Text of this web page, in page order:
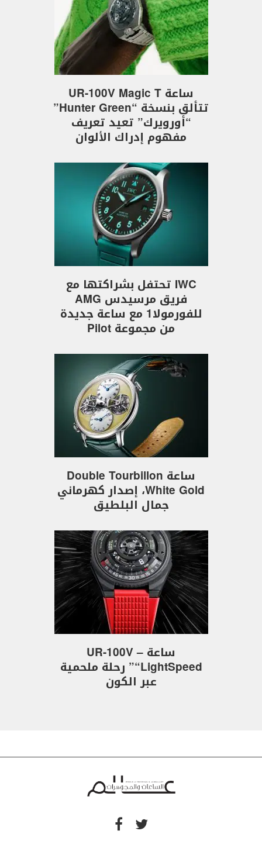
ساعة UR-100V Magic T
تتألق بنسخة “Hunter Green”
“أورويرك” تعيد تعريف
مفهوم إدراك الألوان
IWC تحتفل بشراكتها مع
فريق مرسيدس AMG
للفورمولا1 مع ساعة جديدة
من مجموعة Pilot
ساعة Double Tourbillon
White Gold، إصدار كهرماني
جمال البلطيق
ساعة UR-100V –
“LightSpeed” رحلة ملحمية
عبر الكون